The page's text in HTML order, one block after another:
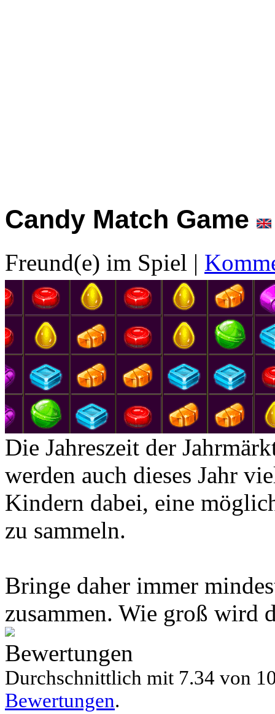
Candy Match Game
Freund(e) im Spiel |
Die Jahreszeit der
werden auch dieses Jahr
Kindern dabei, eine
zu sammeln.
Bringe daher immer
zusammen. Wie groß wird
Bewertungen
Durchschnittlich mit 7.34 von
Bewertungen.